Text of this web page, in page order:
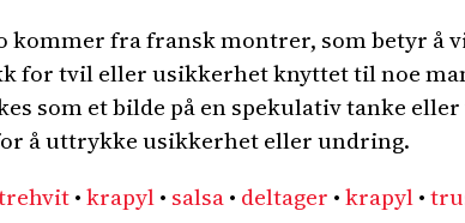
kommer fra fransk montrer, som betyr å
for tvil eller usikkerhet knyttet til noe
som et bilde på en spekulativ tanke
å uttrykke usikkerhet eller undring.
•krapyl• salsa• deltager •krapyl•